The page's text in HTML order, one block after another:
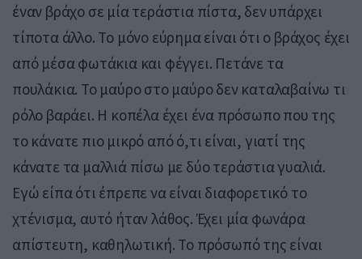
έναν βράχο σε μία τεράστια πίστα, δεν υπάρχει
τίποτα άλλο. Το μόνο εύρημα είναι ότι ο βράχος έχει
από μέσα φωτάκια και φέγγει. Πετάνε τα
πουλάκια. Το μαύρο στο μαύρο δεν καταλαβαίνω τι
ρόλο βαράει. Η κοπέλα έχει ένα πρόσωπο που της
το κάνατε πιο μικρό από ό,τι είναι, γιατί της
κάνατε τα μαλλιά πίσω με δύο τεράστια γυαλιά.
Εγώ είπα ότι έπρεπε να είναι διαφορετικό το
χτένισμα, αυτό ήταν λάθος. Έχει μία φωνάρα
απίστευτη, καθηλωτική. Το πρόσωπό της είναι